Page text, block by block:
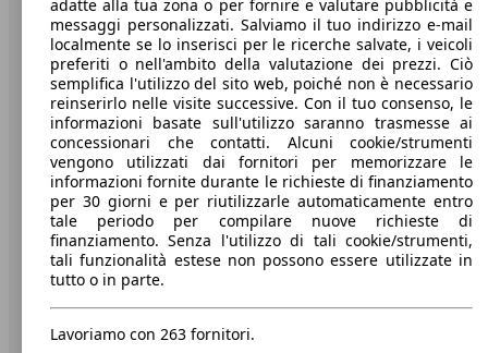
Benvenuti su AutoScout24, il mercato auto europeo.
Società
A proposito di AutoScout24
Stampa
Media
Condizioni generali
Informazioni
Privacy
Dichiarazione di Accessibilità
adatte alla tua zona o per fornire e valutare pubblicità e
messaggi personalizzati. Salviamo il tuo indirizzo e-mail
localmente se lo inserisci per le ricerche salvate, i veicoli
preferiti o nell'ambito della valutazione dei prezzi. Ciò
semplifica l'utilizzo del sito web, poiché non è necessario
reinserirlo nelle visite successive. Con il tuo consenso, le
informazioni basate sull'utilizzo saranno trasmesse ai
concessionari che contatti. Alcuni cookie/strumenti
vengono utilizzati dai fornitori per memorizzare le
informazioni fornite durante le richieste di finanziamento
per 30 giorni e per riutilizzarle automaticamente entro
tale periodo per compilare nuove richieste di
finanziamento. Senza l'utilizzo di tali cookie/strumenti,
tali funzionalità estese non possono essere utilizzate in
tutto o in parte.
Lavoriamo con 263 fornitori.